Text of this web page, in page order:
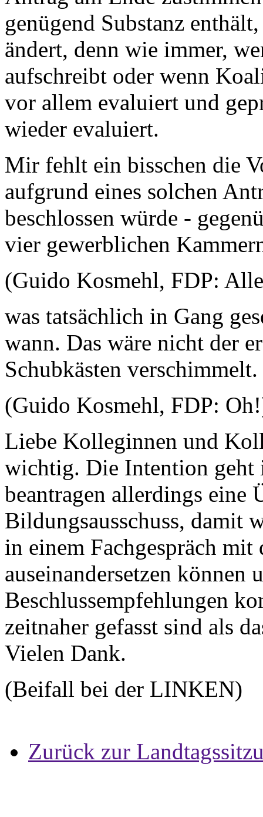
genügend Substanz
ändert, denn wie immer,
aufschreibt oder wenn
vor allem evaluiert und
wieder evaluiert.
Mir fehlt ein bisschen die
aufgrund eines solchen
beschlossen würde -
vier gewerblichen
(Guido Kosmehl, FDP:
was tatsächlich in Gang
wann. Das wäre nicht der
Schubkästen verschimmelt.
(Guido Kosmehl, FDP:
Liebe Kolleginnen und
wichtig. Die Intention
beantragen allerdings eine
Bildungsausschuss, damit
in einem Fachgespräch
auseinandersetzen können
Beschlussempfehlungen
zeitnaher gefasst sind als
Vielen Dank.
(Beifall bei der LINKEN)
Zurück zur